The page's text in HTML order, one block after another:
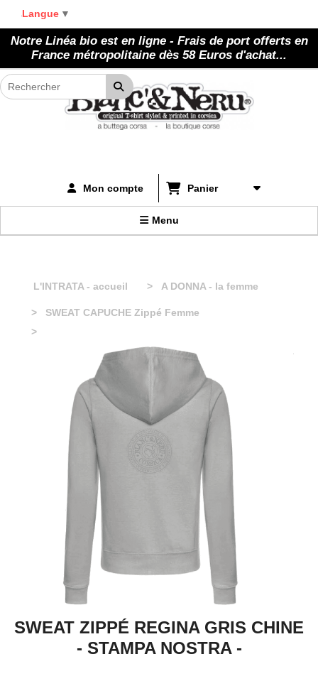
Notre Linéa bio est en ligne - Frais de port offerts en
France métropolitaine dès 58 Euros d'achat...
Mon compte Panier
Menu
L'INTRATA - accueil A DONNA - la femme
SWEAT CAPUCHE Zippé Femme
SWEAT ZIPPÉ REGINA GRIS CHINE - STAMPA NOSTRA
SWEAT ZIPPÉ REGINA GRIS CHINE
- STAMPA NOSTRA -
Langue ▼